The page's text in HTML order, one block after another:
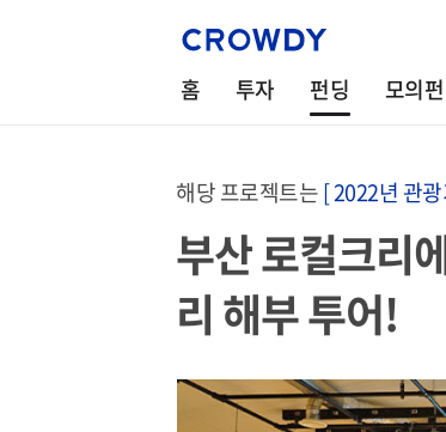
홈 투자 펀딩 모의
해당 프로젝트는[ 2022년 관
부산 로컬크리
리 해부 투어!